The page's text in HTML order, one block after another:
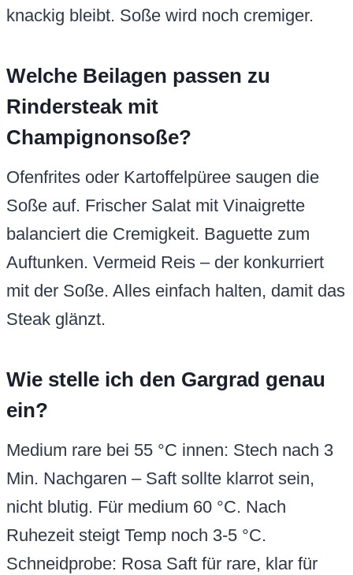
knackig bleibt. Soße wird noch cremiger.
Welche Beilagen passen zu
Rindersteak mit
Champignonsoße?
Ofenfrites oder Kartoffelpüree saugen die
Soße auf. Frischer Salat mit Vinaigrette
balanciert die Cremigkeit. Baguette zum
Auftunken. Vermeid Reis – der konkurriert
mit der Soße. Alles einfach halten, damit das
Steak glänzt.
Wie stelle ich den Gargrad genau
ein?
Medium rare bei 55 °C innen: Stech nach 3
Min. Nachgaren – Saft sollte klarrot sein,
nicht blutig. Für medium 60 °C. Nach
Ruhezeit steigt Temp noch 3-5 °C.
Schneidprobe: Rosa Saft für rare, klar für